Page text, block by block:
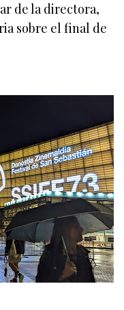
de la directora,
sobre el final de